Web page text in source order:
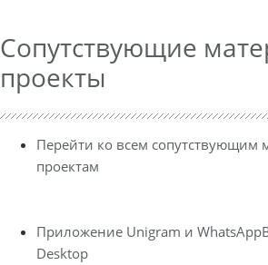
Сопутствующие
проекты
Перейти ко всем сопутствующим
проектам
Приложение Unigram и
Desktop